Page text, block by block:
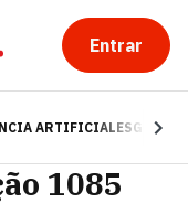
Entrar
ARTIFICIALESG
1085